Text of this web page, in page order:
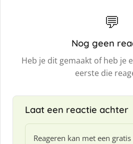
💬
Nog geen
Heb je dit gemaakt of heb je
eerste die
Laat een reactie achter
Reageren kan met een